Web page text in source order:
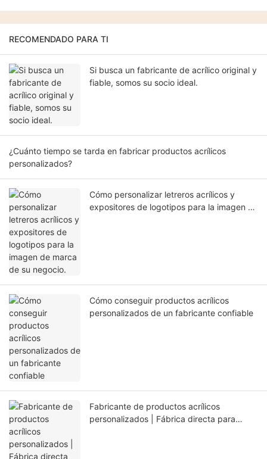
RECOMENDADO PARA TI
Si busca un fabricante de acrílico original y
fiable, somos su socio ideal.
¿Cuánto tiempo se tarda en fabricar productos acrílicos
personalizados?
Cómo personalizar letreros acrílicos y
expositores de logotipos para la imagen de
Cómo conseguir productos acrílicos
personalizados de un fabricante confiable
Fabricante de productos acrílicos
personalizados | Fábrica directa para